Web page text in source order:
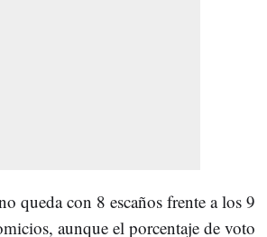
queda con 8 escaños frente a los 9
aunque el porcentaje de voto